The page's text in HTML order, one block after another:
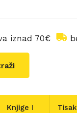
iznad 70€
Knjige I